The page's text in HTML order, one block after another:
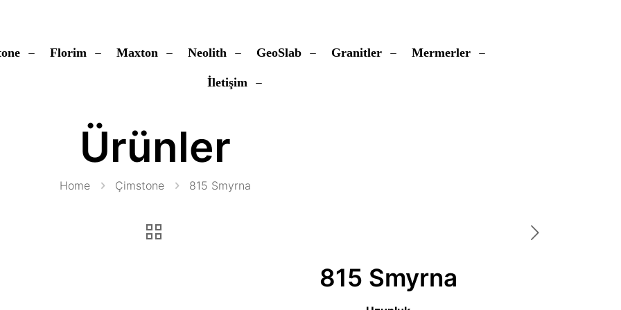
Florim Maxton Neolith GeoSlab Granitler Mermerler
İletişim
Ürünler
Home Çimstone 815 Smyrna
815 Smyrna